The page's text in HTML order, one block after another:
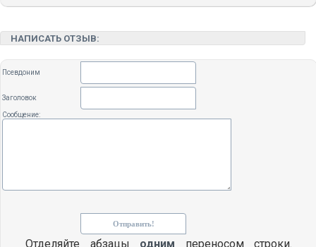
НАПИСАТЬ ОТЗЫВ:
Псевдоним
Заголовок
Сообщение:
Отделяйте абзацы одним переносом строки.